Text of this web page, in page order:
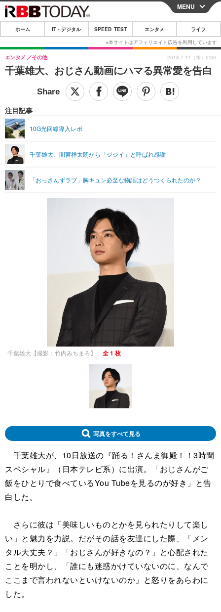
CLOSE
ホーム
IT・デジタル
IT・デジタルTOP スマートフォン
ネタ ガジェット・ツール
SPEED TEST
エンタメ
音楽 スポーツ
ライフ
ペット ショッピング
その他
リリース一覧
プッシュ通知の停止方法
MENU
ホーム IT・デジタル SPEED TEST エンタメ ライフ
千葉雄大、おじさん動画にハマる異常愛を告白
エンタメ その他
注目記事
10G光回線導入レポ
千葉雄大、間宮祥太朗から「ジジイ」と呼ばれ感謝
「おっさんずラブ」胸キュン必至な物語はどうつくられたのか？
2018.7.11（水）5:30
千葉雄大【撮影：竹内みちまろ】 全 1 枚
写真をすべて見る
千葉雄大が、10日放送の『踊る！さんま御殿！！3時間
スペシャル』（日本テレビ系）に出演。「おじさんがご
飯をひとりで食べているYou Tubeを見るのが好き」と告
白した。
さらに彼は「美味しいものとかを見られたりして楽し
い」と魅力を力説。だがその話を友達にした際、「メン
タル大丈夫？」「おじさんが好きなの？」と心配された
ことを明かし、「誰にも迷惑かけていないのに、なんで
ここまで言われないといけないのか」と怒りをあらわに
した。